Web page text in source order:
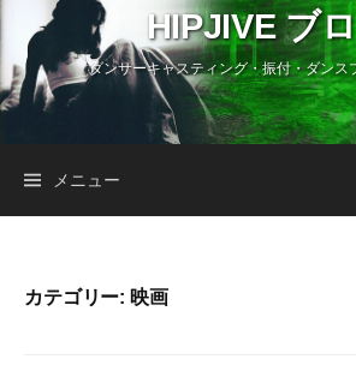
テ
ン
HIPJIVE ブ
ダンサーキャスティング・振付・ダンス
メニュー
カテゴリー: 映画